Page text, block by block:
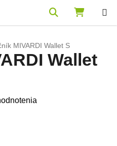
MIVARDI Wallet S
Wallet
je 0,0 z 5 hviezdičiek.